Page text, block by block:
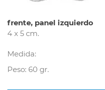
frente, panel izquierdo
4 x 5 cm.
Medida:
Peso: 60 gr.